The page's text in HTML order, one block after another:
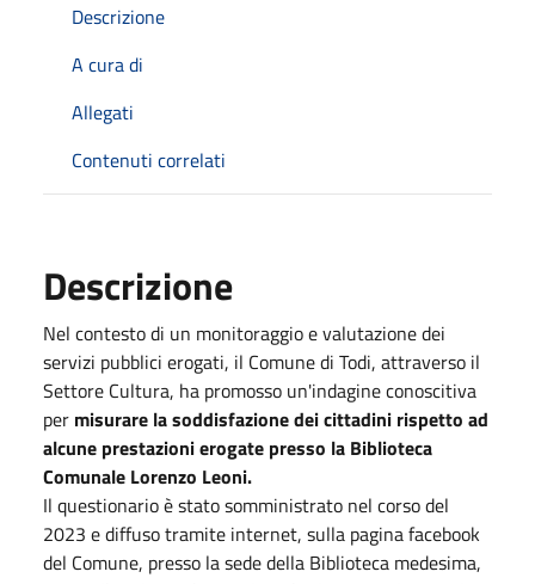
Descrizione
A cura di
Allegati
Contenuti correlati
Descrizione
Nel contesto di un monitoraggio e valutazione dei
servizi pubblici erogati, il Comune di Todi, attraverso il
Settore Cultura, ha promosso un'indagine conoscitiva
per misurare la soddisfazione dei cittadini rispetto ad
alcune prestazioni erogate presso la Biblioteca
Comunale Lorenzo Leoni.
Il questionario è stato somministrato nel corso del
2023 e diffuso tramite internet, sulla pagina facebook
del Comune, presso la sede della Biblioteca medesima,